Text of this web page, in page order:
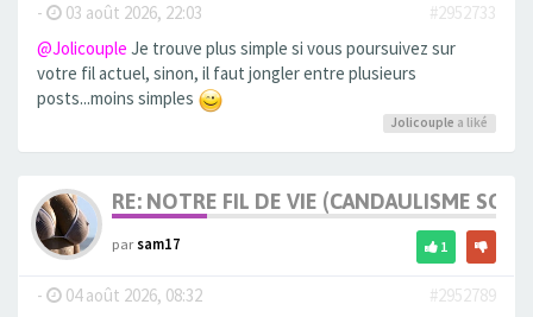
- 03 août 2026, 22:03
#2952733
@Jolicouple Je trouve plus simple si vous poursuivez sur
votre fil actuel, sinon, il faut jongler entre plusieurs
posts...moins simples
Jolicouple a liké
RE: NOTRE FIL DE VIE (CANDAULISME
parsam17 1
- 04 août 2026, 08:32
#2952789